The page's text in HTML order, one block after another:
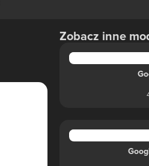
Zobacz inne